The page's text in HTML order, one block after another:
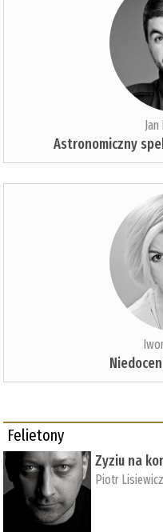
Astronomiczny
Felietony
Zyziu na
Piotr Lisiewicz